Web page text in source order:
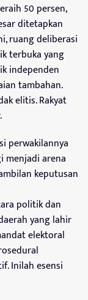
50 persen,
ditetapkan
ruang deliberasi
terbuka yang
independen
tambahan.
elitis. Rakyat
perwakilannya
menjadi arena
keputusan
politik dan
yang lahir
elektoral
Inilah esensi